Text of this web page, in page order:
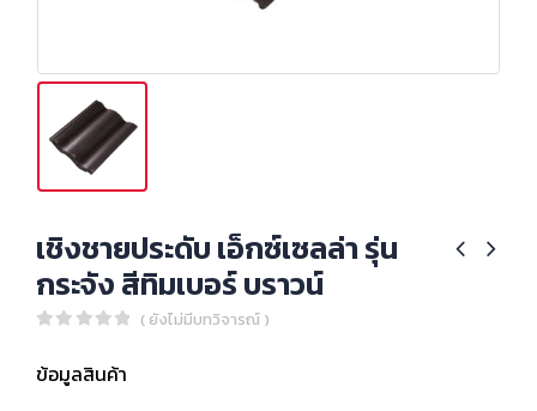
เชิงชายประดับ เอ็กซ์เซลล่า รุ่น
กระจัง สีทิมเบอร์ บราวน์
( ยังไม่มีบทวิจารณ์ )
ข้อมูลสินค้า